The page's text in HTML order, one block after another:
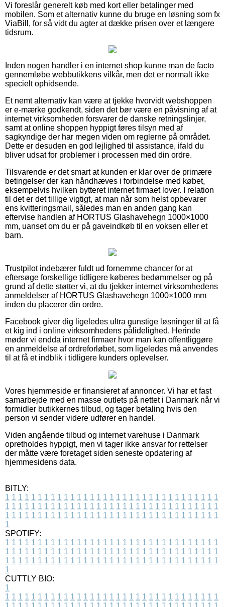
Vi foreslår generelt køb med kort eller betalinger med
mobilen. Som et alternativ kunne du bruge en løsning som fx
ViaBill, for så vidt du agter at dække prisen over et længere
tidsrum.
Inden nogen handler i en internet shop kunne man de facto
gennemløbe webbutikkens vilkår, men det er normalt ikke
specielt ophidsende.
Et nemt alternativ kan være at tjekke hvorvidt webshoppen
er e-mærke godkendt, siden det bør være en påvisning af at
internet virksomheden forsvarer de danske retningslinjer,
samt at online shoppen hyppigt føres tilsyn med af
sagkyndige der har megen viden om reglerne på området.
Dette er desuden en god lejlighed til assistance, ifald du
bliver udsat for problemer i processen med din ordre.
Tilsvarende er det smart at kunden er klar over de primære
betingelser der kan håndhæves i forbindelse med købet,
eksempelvis hvilken bytteret internet firmaet lover. I relation
til det er det tillige vigtigt, at man når som helst opbevarer
ens kvitteringsmail, således man en anden gang kan
eftervise handlen af HORTUS Glashavehegn 1000×1000
mm, uanset om du er på gaveindkøb til en voksen eller et
barn.
Trustpilot indebærer fuldt ud fornemme chancer for at
eftersøge forskellige tidligere køberes bedømmelser og på
grund af dette støtter vi, at du tjekker internet virksomhedens
anmeldelser af HORTUS Glashavehegn 1000×1000 mm
inden du placerer din ordre.
Facebook giver dig ligeledes ultra gunstige løsninger til at få
et kig ind i online virksomhedens pålidelighed. Herinde
møder vi endda internet firmaer hvor man kan offentliggøre
en anmeldelse af ordreforløbet, som ligeledes må anvendes
til at få et indblik i tidligere kunders oplevelser.
Vores hjemmeside er finansieret af annoncer. Vi har et fast
samarbejde med en masse outlets på nettet i Danmark når vi
formidler butikkernes tilbud, og tager betaling hvis den
person vi sender videre udfører en handel.
Viden angående tilbud og internet varehuse i Danmark
opretholdes hyppigt, men vi tager ikke ansvar for rettelser
der måtte være foretaget siden seneste opdatering af
hjemmesidens data.
BITLY:
1 1 1 1 1 1 1 1 1 1 1 1 1 1 1 1 1 1 1 1 1 1 1 1 1 1 1 1 1 1 1 1 1
1 1 1 1 1 1 1 1 1 1 1 1 1 1 1 1 1 1 1 1 1 1 1 1 1 1 1 1 1 1 1 1 1
1 1 1 1 1 1 1 1 1 1 1 1 1 1 1 1 1 1 1 1 1 1 1 1 1 1 1 1 1 1 1 1 1
1
SPOTIFY:
1 1 1 1 1 1 1 1 1 1 1 1 1 1 1 1 1 1 1 1 1 1 1 1 1 1 1 1 1 1 1 1 1
1 1 1 1 1 1 1 1 1 1 1 1 1 1 1 1 1 1 1 1 1 1 1 1 1 1 1 1 1 1 1 1 1
1 1 1 1 1 1 1 1 1 1 1 1 1 1 1 1 1 1 1 1 1 1 1 1 1 1 1 1 1 1 1 1 1
1
CUTTLY BIO:
1
1 1 1 1 1 1 1 1 1 1 1 1 1 1 1 1 1 1 1 1 1 1 1 1 1 1 1 1 1 1 1 1 1